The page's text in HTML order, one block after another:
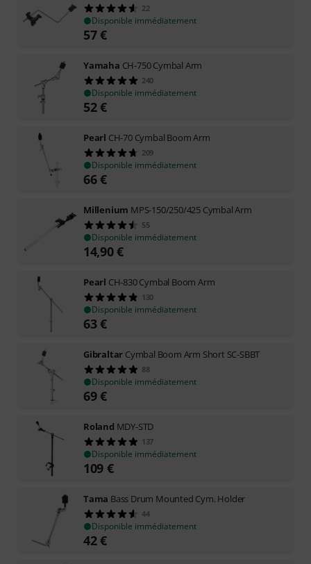
22
Disponible immédiatement
57€
Yamaha CH-750 Cymbal Arm
240
Disponible immédiatement
52€
Pearl CH-70 Cymbal Boom Arm
209
Disponible immédiatement
66€
Millenium MPS-150/250/425 Cymbal Arm
55
Disponible immédiatement
14,90€
Pearl CH-830 Cymbal Boom Arm
130
Disponible immédiatement
63€
Gibraltar Cymbal Boom Arm Short SC-SBBT
88
Disponible immédiatement
69€
Roland MDY-STD
137
Disponible immédiatement
109 €
Tama Bass Drum Mounted Cym. Holder
44
Disponible immédiatement
42€